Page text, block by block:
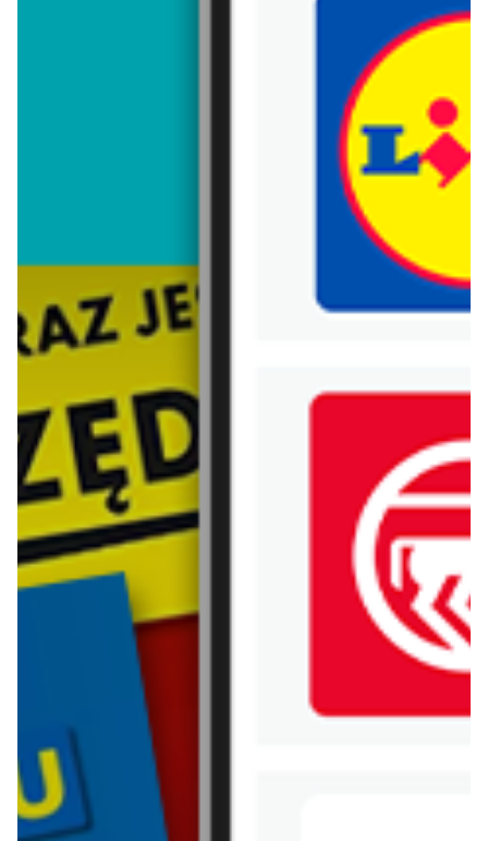
Trafiłeś na nieaktualną gazetkę
Zobacz aktualne gazetki Blix!
Zawartość dla osób
pełnoletnich
ODBLOKUJ
od dziś
Biedronka
już za 7 dni
WIĘCEJ GAZETEK